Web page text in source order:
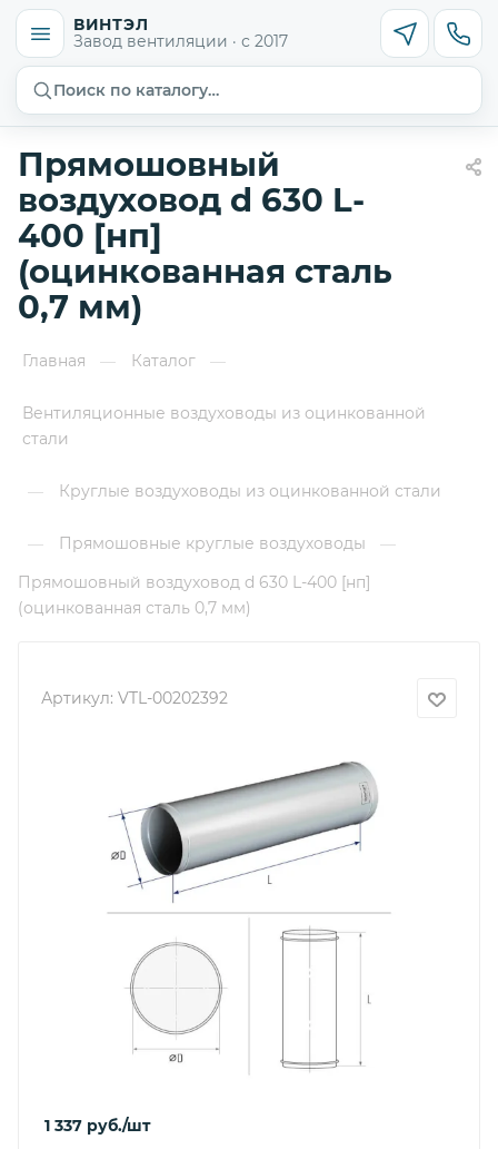
ВИНТЭЛ
Завод вентиляции · с 2017
Поиск по каталогу…
Прямошовный
воздуховод d 630 L-
400 [нп]
(оцинкованная сталь
0,7 мм)
Главная — Каталог —
Вентиляционные воздуховоды из оцинкованной
стали
— Круглые воздуховоды из оцинкованной стали
— Прямошовные круглые воздуховоды
—
Прямошовный воздуховод d 630 L-400 [нп]
(оцинкованная сталь 0,7 мм)
Артикул: VTL-00202392
1 337 руб./шт